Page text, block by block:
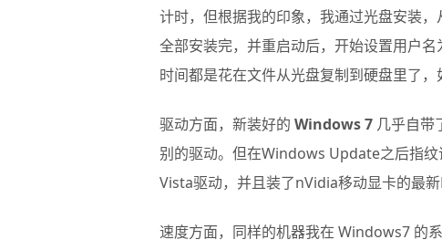
计时，但根据我的印象，我通过光盘安装
全部安装完，并重启动后，开始设置用户
时间都是花在文件从光盘复制到硬盘里了，
驱动方面，新装好的 Windows 7几乎自带
别的驱动。但在Windows Update之后指
Vista驱动，并且装了nVidia移动显卡的最
速度方面，同样的机器我在 Windows7的